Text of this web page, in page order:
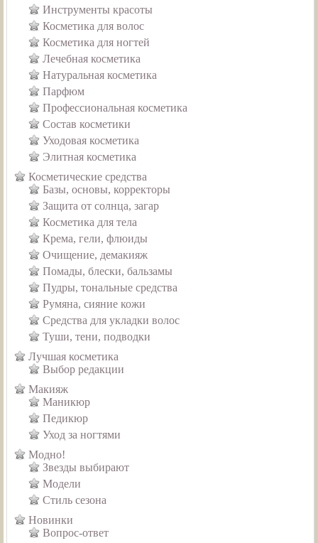
Инструменты красоты
Косметика для волос
Косметика для ногтей
Лечебная косметика
Натуральная косметика
Парфюм
Профессиональная косметика
Состав косметики
Уходовая косметика
Элитная косметика
Косметические средства
Базы, основы, корректоры
Защита от солнца, загар
Косметика для тела
Крема, гели, флюиды
Очищение, демакияж
Помады, блески, бальзамы
Пудры, тональные средства
Румяна, сияние кожи
Средства для укладки волос
Туши, тени, подводки
Лучшая косметика
Выбор редакции
Макияж
Маникюр
Педикюр
Уход за ногтями
Модно!
Звезды выбирают
Модели
Стиль сезона
Новинки
Вопрос-ответ